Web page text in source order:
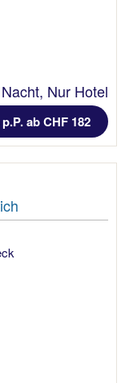
Nur Hotel
ab CHF 182